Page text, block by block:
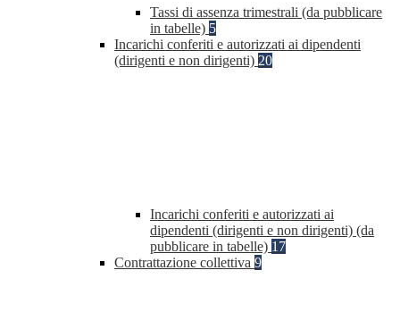
Tassi di assenza trimestrali (da pubblicare
in tabelle) 5
Incarichi conferiti e autorizzati ai dipendenti
(dirigenti e non dirigenti) 20
Incarichi conferiti e autorizzati ai
dipendenti (dirigenti e non dirigenti) (da
pubblicare in tabelle) 17
Contrattazione collettiva 9